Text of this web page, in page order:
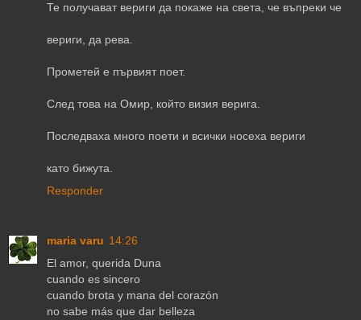
Те получават вериги да покаже на света, че въпреки че
вериги, да рева.
Прометей е първият поет.
След това на Омир, който визия верига.
Последваха много поети и всички носеха вериги
като бижута.
Responder
maria varu 14:26
El amor, querida Duna
cuando es sincero
cuando brota y mana del corazón
no sabe más que dar belleza